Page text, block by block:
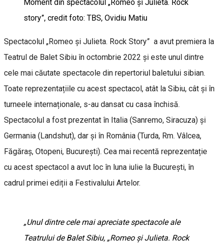
Moment din spectacolul „Romeo și Julieta. Rock
story”, credit foto: TBS, Ovidiu Matiu
Spectacolul „Romeo și Julieta. Rock Story” a avut premiera la
Teatrul de Balet Sibiu în octombrie 2022 și este unul dintre
cele mai căutate spectacole din repertoriul baletului sibian.
Toate reprezentațiile cu acest spectacol, atât la Sibiu, cât și în
turneele internaționale, s-au dansat cu casa închisă.
Spectacolul a fost prezentat în Italia (Sanremo, Siracuza) și
Germania (Landshut), dar și în România (Turda, Rm. Vâlcea,
Făgăraș, Otopeni, București). Cea mai recentă reprezentație
cu acest spectacol a avut loc în luna iulie la București, în
cadrul primei ediții a Festivalului Artelor.
„Unul dintre cele mai apreciate spectacole ale
Teatrului de Balet Sibiu, „Romeo și Julieta. Rock